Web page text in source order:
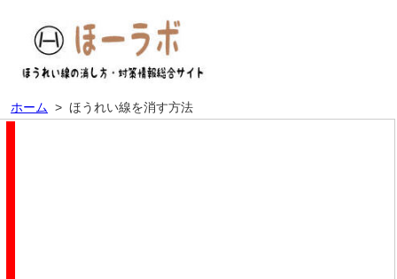
ホーム > ほうれい線を消す方法